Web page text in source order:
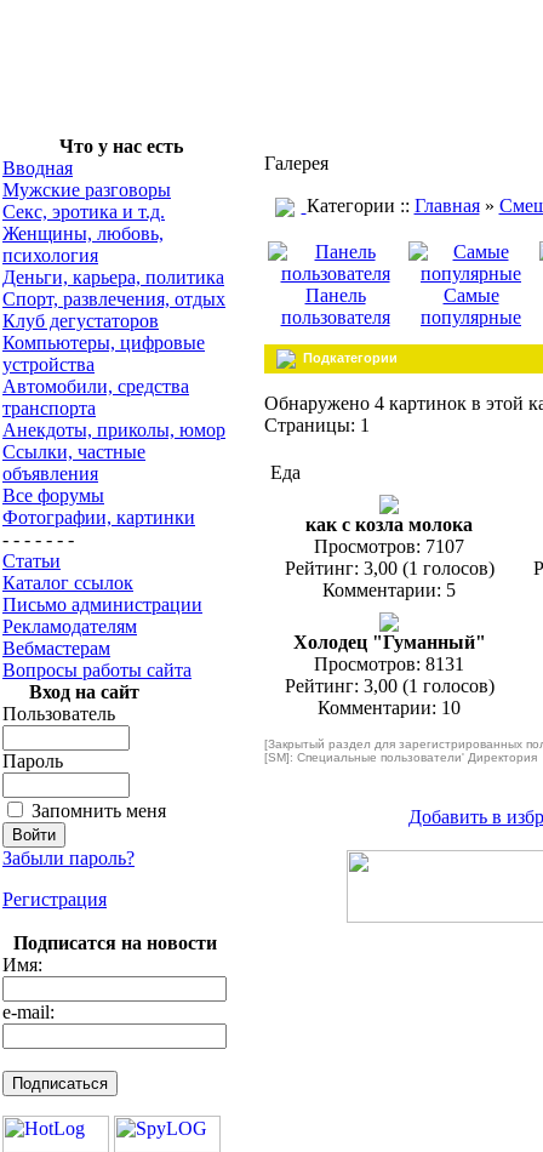
Что у нас есть
Вводная
Мужские разговоры
Секс, эротика и т.д.
Женщины, любовь,
психология
Деньги, карьера, политика
Спорт, развлечения, отдых
Клуб дегустаторов
Компьютеры, цифровые
устройства
Автомобили, средства
транспорта
Анекдоты, приколы, юмор
Ссылки, частные
объявления
Все форумы
Фотографии, картинки
- - - - - - -
Статьи
Каталог ссылок
Письмо администрации
Рекламодателям
Вебмастерам
Вопросы работы сайта
Вход на сайт
Пользователь
Пароль
Запомнить меня
Забыли пароль?
Регистрация
Подписатся на новости
Имя:
e-mail:
Галерея
Категории :: Главная»
Панель
пользователя
Самые
популярные
Подкатегории
Обнаружено 4 картинок в этой
Страницы: 1
Еда
как с козла молока
Просмотров: 7107
Рейтинг: 3,00 (1 голосов)
Комментарии: 5
Холодец "Гуманный"
Просмотров: 8131
Рейтинг: 3,00 (1 голосов)
Комментарии: 10
[Закрытый раздел для зарегистрированных
[SM]: Специальные пользователи' Директория
Добавить в